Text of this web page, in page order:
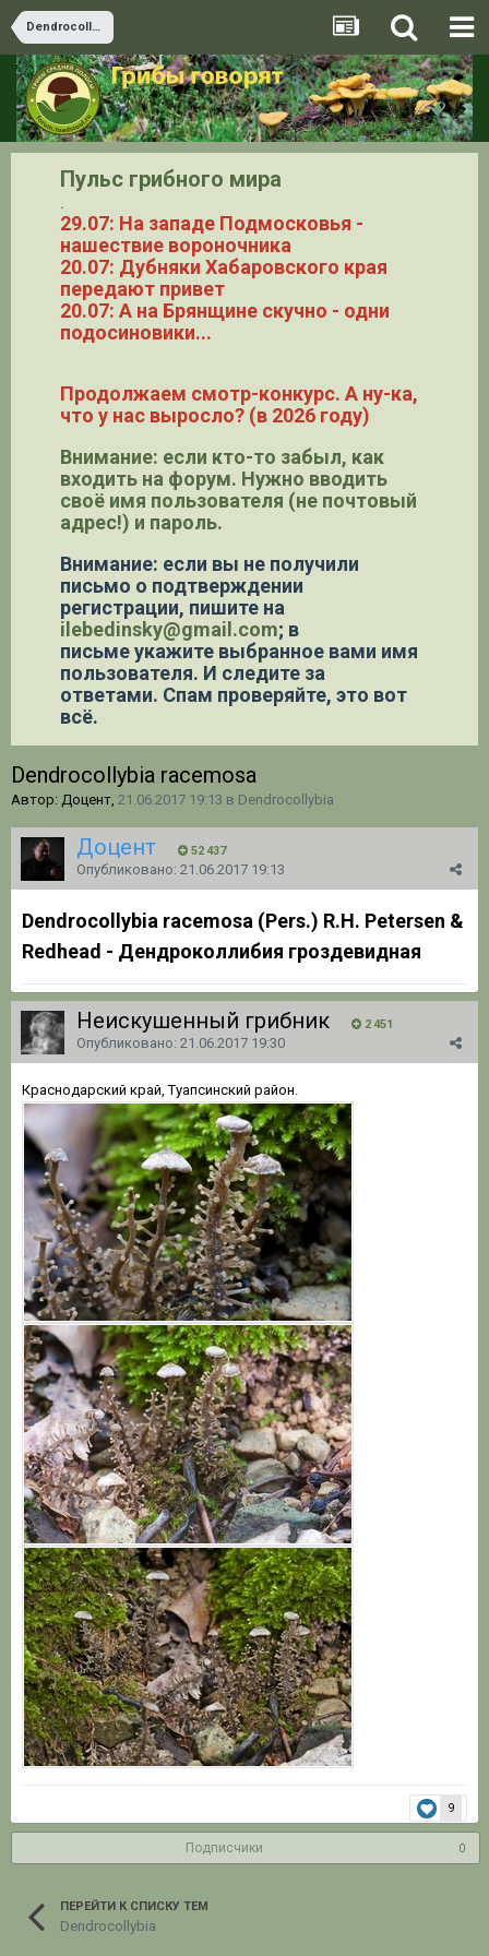
Dendrocollybia
Пульс грибного мира
.
29.07: На западе Подмосковья -
нашествие вороночника
20.07: Дубняки Хабаровского края
передают привет
20.07: А на Брянщине скучно - одни
подосиновики...
Продолжаем смотр-конкурс. А ну-ка,
что у нас выросло? (в 2026 году)
Внимание: если кто-то забыл, как
входить на форум. Нужно вводить
своё имя пользователя (не почтовый
адрес!) и пароль.
Внимание: если вы не получили
письмо о подтверждении
регистрации, пишите на
ilebedinsky@gmail.com; в
письме укажите выбранное вами имя
пользователя. И следите за
ответами. Спам проверяйте, это вот
всё.
Dendrocollybia racemosa
Автор: Доцент, 21.06.2017 19:13 в Dendrocollybia
Доцент 52 437
Опубликовано: 21.06.2017 19:13
Dendrocollybia racemosa (Pers.) R.H. Petersen &
Redhead - Дендроколлибия гроздевидная
Неискушенный грибник 2 451
Опубликовано: 21.06.2017 19:30
Краснодарский край, Туапсинский район.
9
Подписчики 0
ПЕРЕЙТИ К СПИСКУ ТЕМ
Dendrocollybia